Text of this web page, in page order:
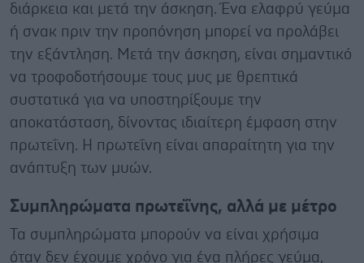
διάρκεια και μετά την άσκηση. Ένα ελαφρύ γεύμα
ή σνακ πριν την προπόνηση μπορεί να προλάβει
την εξάντληση. Μετά την άσκηση, είναι σημαντικό
να τροφοδοτήσουμε τους μυς με θρεπτικά
συστατικά για να υποστηρίξουμε την
αποκατάσταση, δίνοντας ιδιαίτερη έμφαση στην
πρωτεΐνη. Η πρωτεΐνη είναι απαραίτητη για την
ανάπτυξη των μυών.
Συμπληρώματα πρωτεΐνης, αλλά με μέτρο
Τα συμπληρώματα μπορούν να είναι χρήσιμα
όταν δεν έχουμε χρόνο για ένα πλήρες γεύμα,